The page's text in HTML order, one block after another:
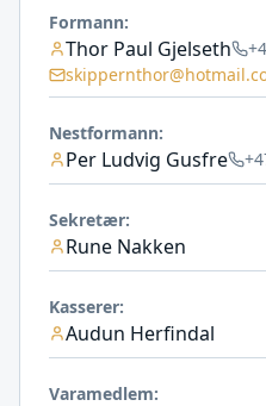
Formann:
Thor Paul Gjelseth
Nestformann:
Per Ludvig Gusfre
Sekretær:
Rune Nakken
Kasserer:
Audun Herfindal
Varamedlem: